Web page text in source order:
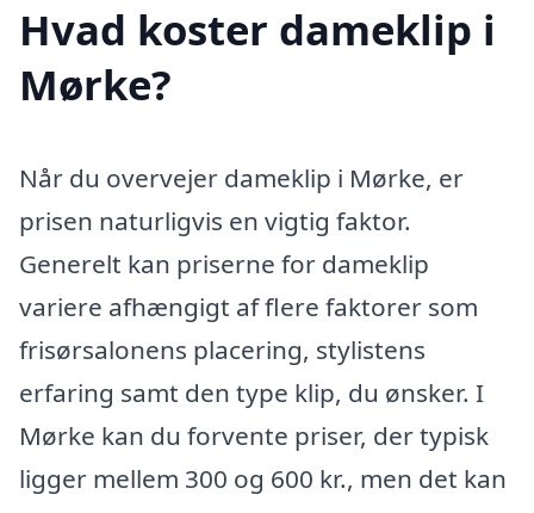
Hvad koster dameklip i
Mørke?
Når du overvejer dameklip i Mørke, er
prisen naturligvis en vigtig faktor.
Generelt kan priserne for dameklip
variere afhængigt af flere faktorer som
frisørsalonens placering, stylistens
erfaring samt den type klip, du ønsker. I
Mørke kan du forvente priser, der typisk
ligger mellem 300 og 600 kr., men det kan